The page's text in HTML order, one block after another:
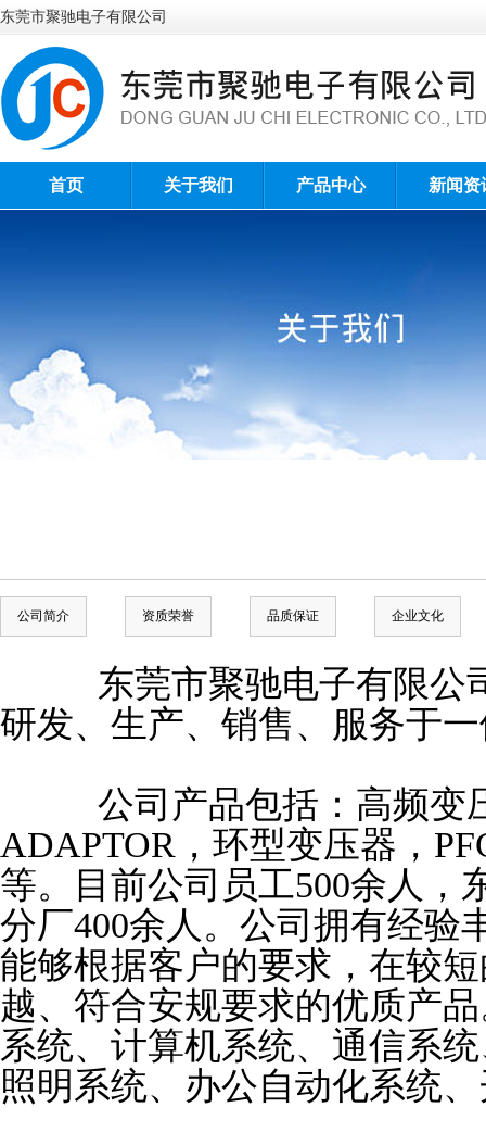
东莞市聚驰电子有限公司
首页 关于我们 产品中心 新闻资
公司简介 资质荣誉 品质保证 企业文化
东莞市聚驰电子有限公司
研发、生产、销售、服务于
公司产品包括：高频变压
ADAPTOR，环型变压器，
等。目前公司员工500余人，
分厂400余人。公司拥有经验
能够根据客户的要求，在较
越、符合安规要求的优质产
系统、计算机系统、通信系
照明系统、办公自动化系统